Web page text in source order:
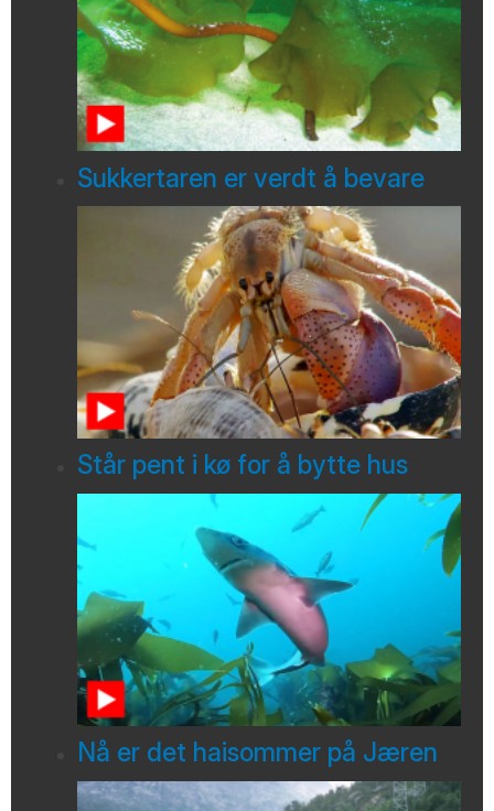
Sukkertaren er verdt å bevare
Står pent i kø for å bytte hus
Nå er det haisommer på Jæren